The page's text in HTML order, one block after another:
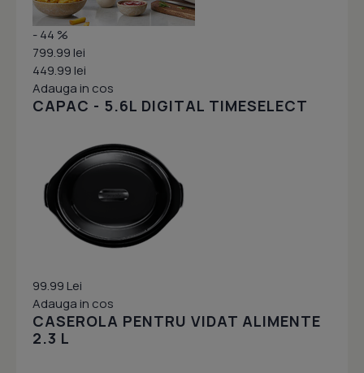
- 44 %
799.99 lei
449.99 lei
Adauga in cos
CAPAC - 5.6L DIGITAL TIMESELECT
99.99 Lei
Adauga in cos
CASEROLA PENTRU VIDAT ALIMENTE
2.3 L